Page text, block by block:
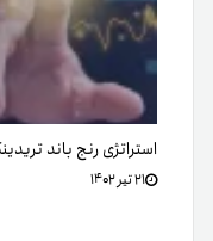
استراتژی رنج باند
۲۱ تیر ۱۴۰۲